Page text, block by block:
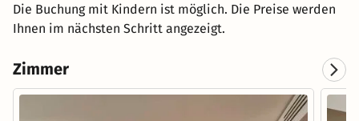
Die Buchung mit Kindern ist möglich. Die Preise werden
Ihnen im nächsten Schritt angezeigt.
Zimmer